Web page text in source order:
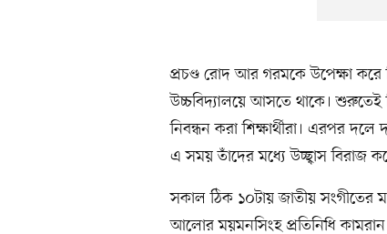
প্রচণ্ড রোদ আর গরমকে উপেক্ষা করে
উচ্চবিদ্যালয়ে আসতে থাকে। শুরুতেই
নিবন্ধন করা শিক্ষার্থীরা। এরপর
এ সময় তাঁদের মধ্যে উচ্ছ্বাস বিরাজ
সকাল ঠিক ১০টায় জাতীয়
আলোর ময়মনসিংহ প্রতিনিধি কামরান